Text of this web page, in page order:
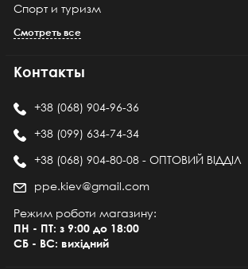
Спорт и туризм
Смотреть все
Контакты
+38 (068) 904-96-36
+38 (099) 634-74-34
+38 (068) 904-80-08 - ОПТОВИЙ ВІДДІЛ
ppe.kiev@gmail.com
Режим роботи магазину:
ПН - ПТ: з 9:00 до 18:00
СБ - ВС: вихідний